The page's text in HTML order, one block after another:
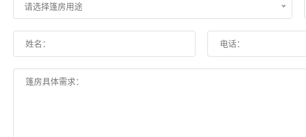
请选择篷房用途